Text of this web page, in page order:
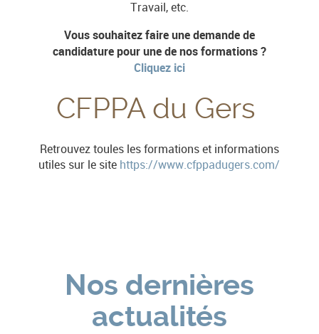
Travail, etc.
Vous souhaitez faire une demande de
candidature pour une de nos formations ?
Cliquez ici
CFPPA du Gers
Retrouvez toules les formations et informations
utiles sur le site https://www.cfppadugers.com/
Nos dernières
actualités